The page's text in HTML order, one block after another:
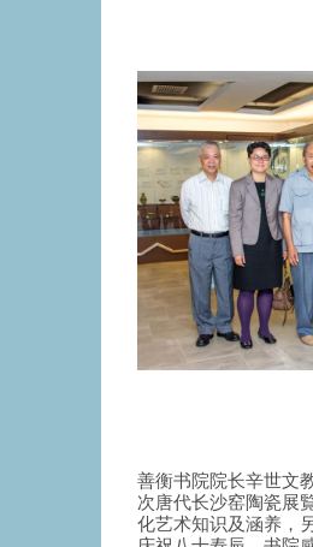
善衡书院院长辛世文
次唐代长沙窑陶瓷展
化艺术知识及涵养，